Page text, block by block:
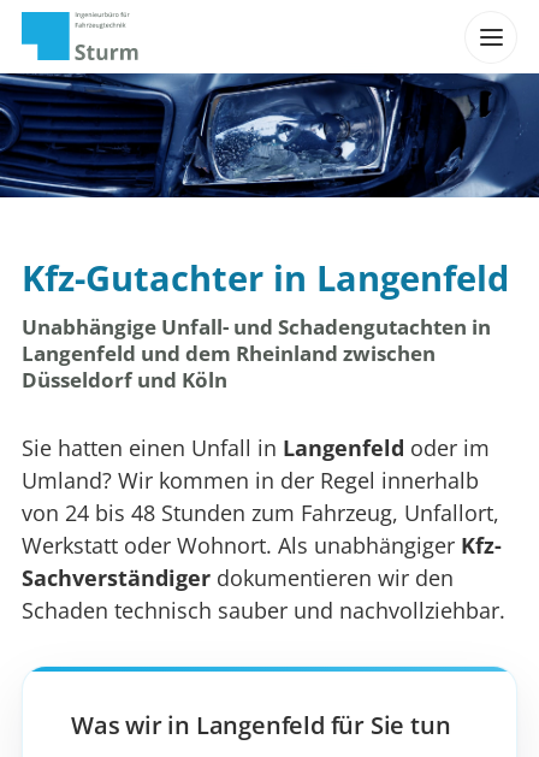
Kfz-Gutachter in Langenfeld
Unabhängige Unfall- und Schadengutachten in
Langenfeld und dem Rheinland zwischen
Düsseldorf und Köln
Sie hatten einen Unfall in Langenfeld oder im
Umland? Wir kommen in der Regel innerhalb
von 24 bis 48 Stunden zum Fahrzeug, Unfallort,
Werkstatt oder Wohnort. Als unabhängiger Kfz-
Sachverständigerdokumentieren wir den
Schaden technisch sauber und nachvollziehbar.
Was wir in Langenfeld für Sie tun